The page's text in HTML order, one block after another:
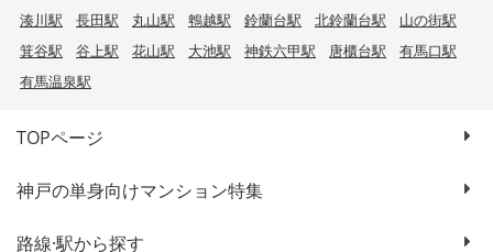
湊川駅 長田駅 丸山駅 鵯越駅 鈴蘭台駅 北鈴蘭台駅
山の街駅
箕谷駅
谷上駅 花山駅 大池駅 神鉄六甲駅 唐櫃台駅
有馬口駅
有馬温泉駅
TOPページ
神戸の単身向けマンション特集
路線·駅から探す